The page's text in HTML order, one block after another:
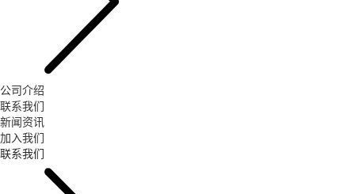
公司介绍
联系我们
新闻资讯
加入我们
联系我们